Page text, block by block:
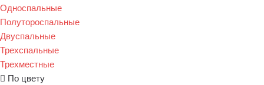
Односпальные
Полутороспальные
Двуспальные
Трехспальные
Трехместные
По цвету